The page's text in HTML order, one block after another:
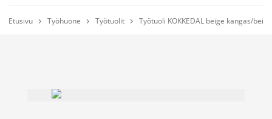
Etusivu  Työhuone  Työtuolit  Työtuoli KOKKEDAL beige kangas/beige